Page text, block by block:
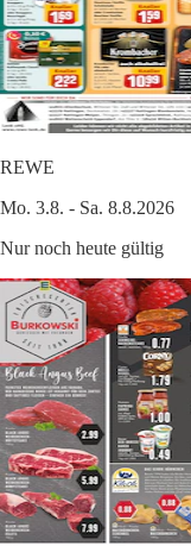
REWE
Mo. 3.8. - Sa. 8.8.2026
Nur noch heute gültig